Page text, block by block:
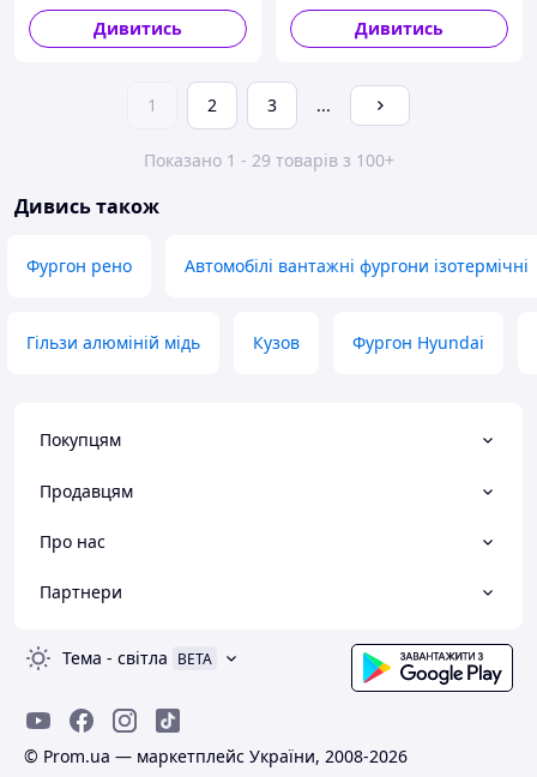
Дивитись Дивитись
1 2 3 ...
Показано 1 - 29 товарів з 100+
Дивись також
Фургон рено Автомобілі вантажні фургони ізотермічні
Гільзи алюміній мідь Кузов Фургон Hyundai
Покупцям
Продавцям
Про нас
Партнери
Тема - світла BETA
© Prom.ua — маркетплейс України, 2008-2026